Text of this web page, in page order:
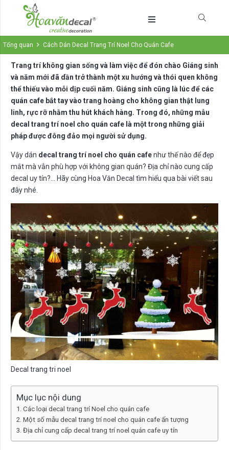
Tổng quan Cách Dán Decal Trang Trí Noel Cho Quán Cafe
Trang trí không gian sống và làm việc để đón chào Giáng sinh
và năm mới đã dần trở thành một xu hướng và thói quen không
thể thiếu vào mỗi dịp cuối năm. Giáng sinh cũng là lúc để các
quán cafe bắt tay vào trang hoàng cho không gian thật lung
linh, rực rỡ nhằm thu hút khách hàng. Trong đó, những mẫu
decal trang trí noel cho quán cafe là một trong những giải
pháp được đông đảo mọi người sử dụng.
Vậy dán decal trang trí noel cho quán cafenhư thế nào để đẹp
mắt mà vẫn phù hợp với không gian quán? Địa chỉ nào cung cấp
decal uy tín?… Hãy cùng Hoa Văn Decal tìm hiểu qua bài viết sau
đây nhé.
Decal trang tri noel
Mục lục nội dung
Các loại decal trang trí Noel cho quán cafe
Một số mẫu decal trang trí noel cho quán cafe ấn tượng
Địa chỉ cung cấp decal trang trí noel quán cafe uy tín